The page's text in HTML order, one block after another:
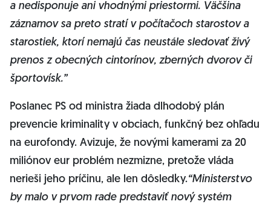
a nedisponuje ani vhodnými priestormi. Väčšina
záznamov sa preto stratí v počítačoch starostov a
starostiek, ktorí nemajú čas neustále sledovať živý
prenos z obecných cintorínov, zberných dvorov či
športovísk.”
Poslanec PS od ministra žiada dlhodobý plán
prevencie kriminality v obciach, funkčný bez ohľadu
na eurofondy. Avizuje, že novými kamerami za 20
miliónov eur problém nezmizne, pretože vláda
nerieši jeho príčinu, ale len dôsledky.“Ministerstvo
by malo v prvom rade predstaviť nový systém